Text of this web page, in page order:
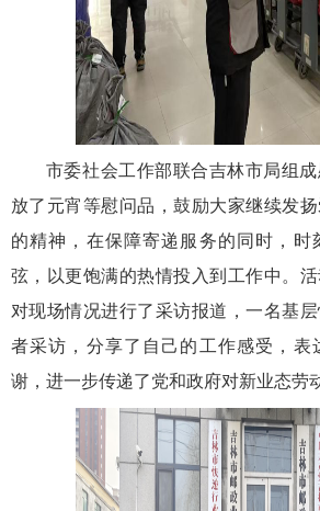
市委社会工作部联合吉林市局组
放了元宵等慰问品，鼓励大家继续发
的精神，在保障寄递服务的同时，时
弦，以更饱满的热情投入到工作中。
对现场情况进行了采访报道，一名基
者采访，分享了自己的工作感受，表
谢，进一步传递了党和政府对新业态劳